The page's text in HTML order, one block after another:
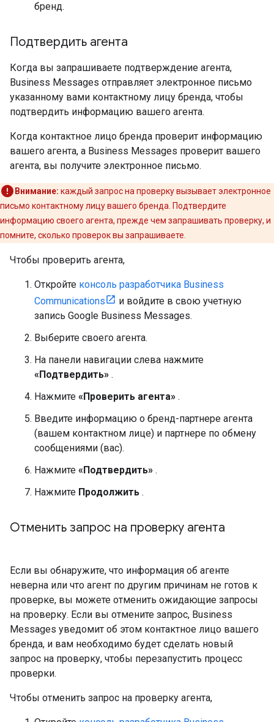
бренд.
Подтвердить агента
Когда вы запрашиваете подтверждение агента,
Business Messages отправляет электронное письмо
указанному вами контактному лицу бренда, чтобы
подтвердить информацию вашего агента.
Когда контактное лицо бренда проверит информацию
вашего агента, а Business Messages проверит вашего
агента, вы получите электронное письмо.
Внимание: каждый запрос на проверку вызывает электронное
письмо контактному лицу вашего бренда. Подтвердите
информацию своего агента, прежде чем запрашивать проверку, и
помните, сколько проверок вы запрашиваете.
Чтобы проверить агента,
Откройте консоль разработчика Business
Communications
и войдите в свою учетную
запись Google Business Messages.
Выберите своего агента.
На панели навигации слева нажмите
«Подтвердить» .
Нажмите «Проверить агента» .
Введите информацию о бренд-партнере агента
(вашем контактном лице) и партнере по обмену
сообщениями (вас).
Нажмите «Подтвердить» .
Нажмите Продолжить .
Отменить запрос на проверку агента
Если вы обнаружите, что информация об агенте
неверна или что агент по другим причинам не готов к
проверке, вы можете отменить ожидающие запросы
на проверку. Если вы отмените запрос, Business
Messages уведомит об этом контактное лицо вашего
бренда, и вам необходимо будет сделать новый
запрос на проверку, чтобы перезапустить процесс
проверки.
Чтобы отменить запрос на проверку агента,